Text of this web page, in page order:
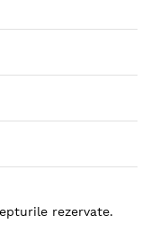
rezervate.